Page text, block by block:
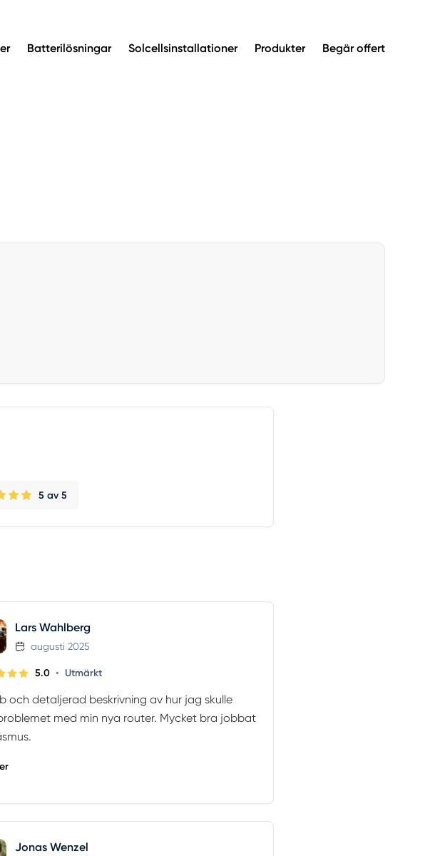
Batterilösningar Solcellsinstallationer Produkter Begär offert
5 av 5
Lars Wahlberg
augusti 2025
5.0 • Utmärkt
och detaljerad beskrivning av hur jag skulle
med min nya router. Mycket bra jobbat
Jonas Wenzel